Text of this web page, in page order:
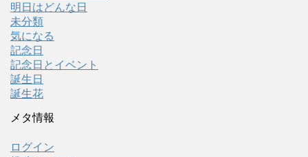
明日はどんな日
未分類
気になる
記念日
記念日とイベント
誕生日
誕生花
メタ情報
ログイン